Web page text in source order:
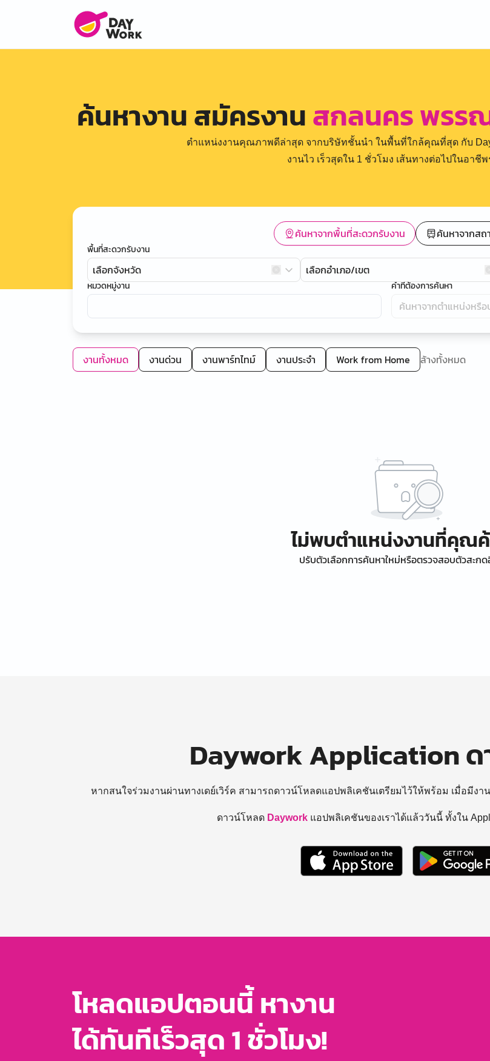
ค้นหางาน สมัครงานสกลนคร พรร
ตำแหน่งงานคุณภาพดีล่าสุด จากบริษัทชั้นนำ ในพื้นที่ใกล้คุณที่สุด กับ
งานไว เร็วสุดใน 1 ชั่วโมง เส้นทางต่อไปในอาชี
ค้นหาจากพื้นที่สะดวกรับงาน ค้นหาจากสถ
พื้นที่สะดวกรับงาน
เลือกจังหวัด เลือกอำเภอ/เขต
หมวดหมู่งาน คำที่ต้องการค้นหา
งานทั้งหมด งานด่วน งานพาร์ทไทม์ งานประจำ Work from Home ล้างทั้งหมด
ไม่พบตำแหน่งงานที่คุณ
ปรับตัวเลือกการค้นหาใหม่หรือตรวจสอบตัวสะก
Daywork Application ด
หากสนใจร่วมงานผ่านทางเดย์เวิร์ค สามารถดาวน์โหลดแอปพลิเคชันเตรียมไว้ให้พร้อม เมื่อมีงา
ดาวน์โหลด Daywork แอปพลิเคชันของเราได้แล้ววันนี้ ทั้งใน
โหลดแอปตอนนี้ หางาน
ได้ทันทีเร็วสุด 1 ชั่วโมง!